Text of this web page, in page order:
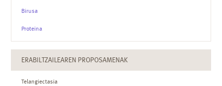
Birusa
Proteina
ERABILTZAILEAREN PROPOSAMENAK
Telangiectasia